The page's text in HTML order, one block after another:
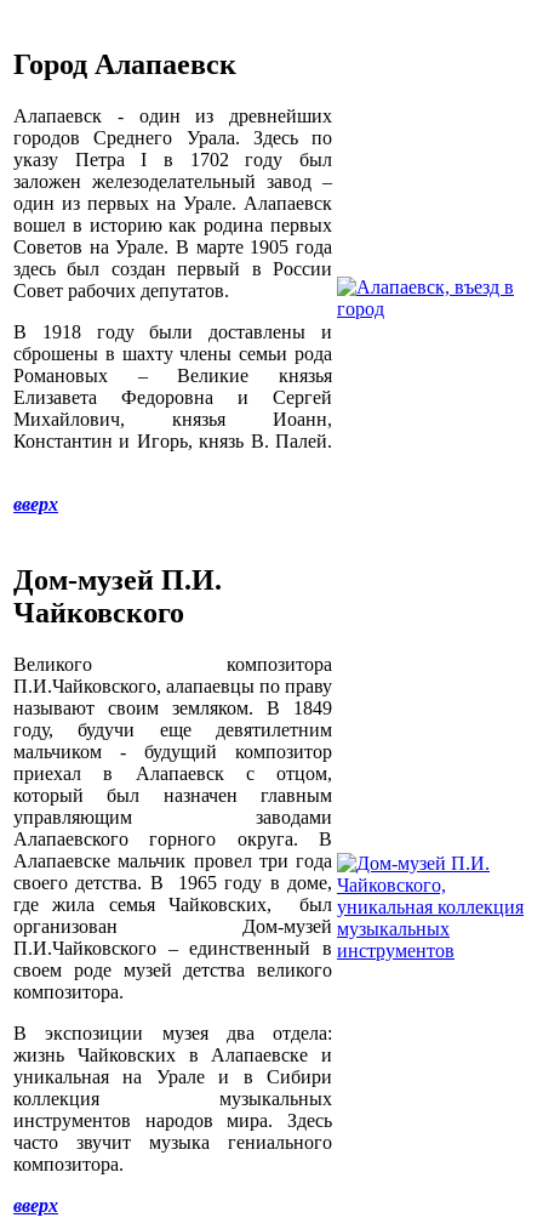
Город Алапаевск
Алапаевск - один из древнейших
городов Среднего Урала. Здесь по
указу Петра I в 1702 году был
заложен железоделательный завод –
один из первых на Урале. Алапаевск
вошел в историю как родина первых
Советов на Урале. В марте 1905 года
здесь был создан первый в России
Совет рабочих депутатов.
В 1918 году были доставлены и
сброшены в шахту члены семьи рода
Романовых – Великие князья
Елизавета Федоровна и Сергей
Михайлович, князья Иоанн,
Константин и Игорь, князь В. Палей.
вверх
Дом-музей П.И.
Чайковского
Великого композитора
П.И.Чайковского, алапаевцы по праву
называют своим земляком. В 1849
году, будучи еще девятилетним
мальчиком - будущий композитор
приехал в Алапаевск с отцом,
который был назначен главным
управляющим заводами
Алапаевского горного округа. В
Алапаевске мальчик провел три года
своего детства. В 1965 году в доме,
где жила семья Чайковских, был
организован Дом-музей
П.И.Чайковского – единственный в
своем роде музей детства великого
композитора.
В экспозиции музея два отдела:
жизнь Чайковских в Алапаевске и
уникальная на Урале и в Сибири
коллекция музыкальных
инструментов народов мира. Здесь
часто звучит музыка гениального
композитора.
вверх